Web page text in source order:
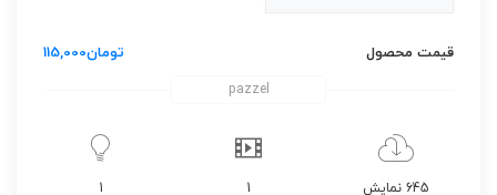
قیمت محصول تومان115,000
pazzel
645 نمایش 1
1